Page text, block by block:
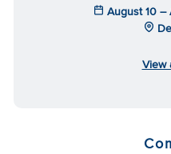
August 10 –
View